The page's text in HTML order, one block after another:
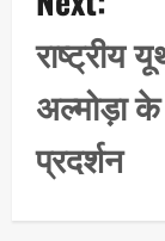
g
a
t
i
o
राष्ट्रीय
अल्मोड़ा के
प्रदर्शन